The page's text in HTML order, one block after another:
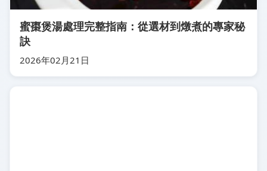
蜜棗煲湯處理完整指南：從選材到燉煮的專家秘
訣
2026年02月21日